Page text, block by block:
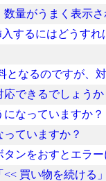
量がうまく表示
するにはどうす
となるのですが、
できるでしょうか
なっていますか？
ていますか？
ンをおすとエラ
買い物を続ける